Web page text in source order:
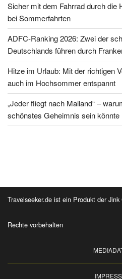
Sicher mit dem Fahrrad durch die
bei Sommerfahrten
ADFC-Ranking 2026: Zwei der
Deutschlands führen durch
Hitze im Urlaub: Mit der richtigen
auch im Hochsommer entspannt
„Jeder fliegt nach Mailand“ –
schönstes Geheimnis sein könnte
Travelseeker.de ist ein Produkt der
Rechte vorbehalten